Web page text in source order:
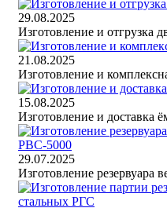
29.08.2025
Изготовление и отгрузка
21.08.2025
Изготовление и
15.08.2025
Изготовление и доставка
29.07.2025
Изготовление резервуара